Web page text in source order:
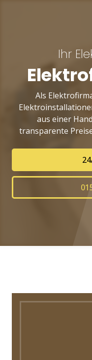
Ihr
Als
aus einer
transparente